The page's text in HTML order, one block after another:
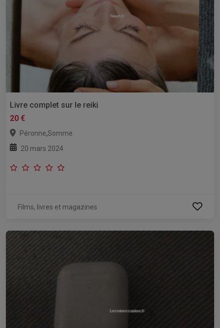
Livre complet sur le reiki
20 €
Péronne,Somme
20 mars 2024
Films, livres et magazines